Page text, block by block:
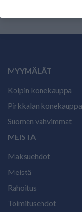
MYYMÄLÄT
Kolpin konekauppa
Pirkkalan konekauppa
Suomen vahvimmat
MEISTÄ
Maksuehdot
Meistä
Rahoitus
Toimitusehdot